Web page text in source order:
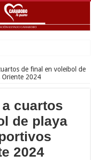
de final en voleibol de
Oriente 2024
cuartos
de playa
2024